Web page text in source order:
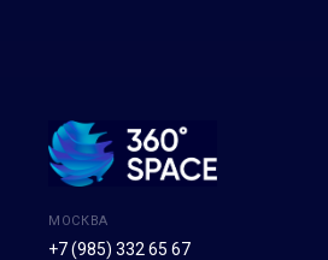
МОСКВА
+7 (985) 332 65 67